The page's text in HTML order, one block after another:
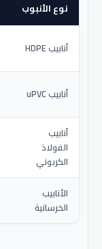
نوع الأنبوب
أنابيب HDPE
أنابيب uPVC
أنابيب
الفولاذ
الكربوني
الأنابيب
الخرسانية